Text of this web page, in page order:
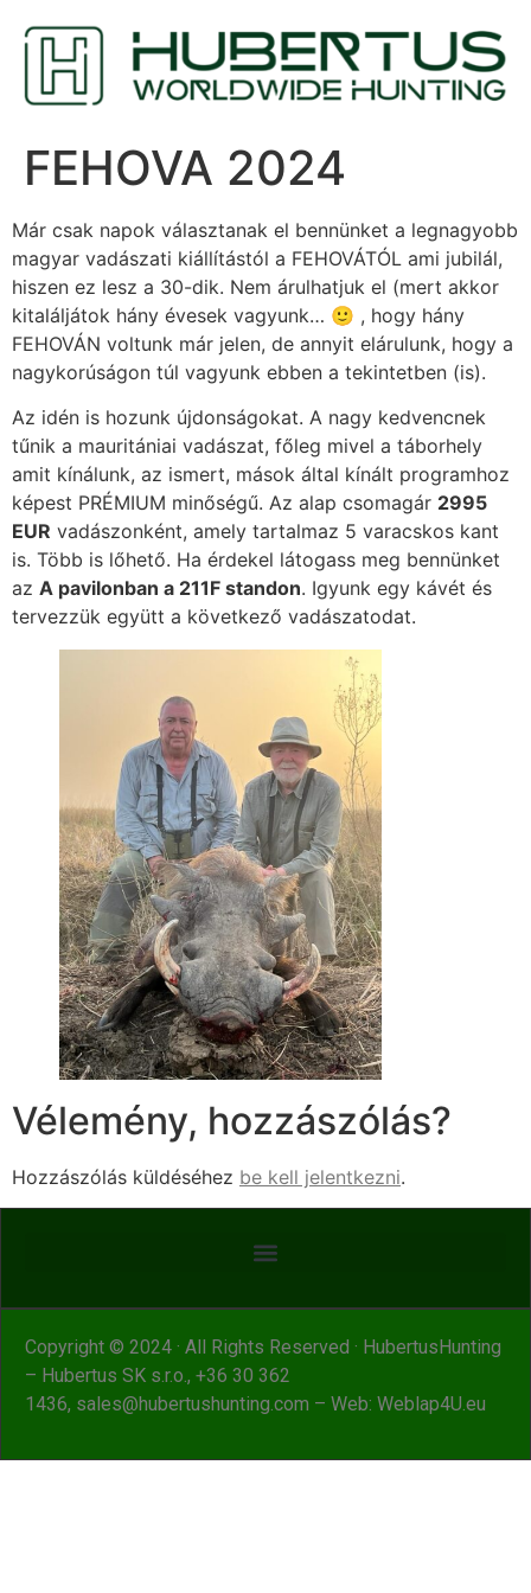
FEHOVA 2024
Már csak napok választanak el bennünket a legnagyobb
magyar vadászati kiállítástól a FEHOVÁTÓL ami jubilál,
hiszen ez lesz a 30-dik. Nem árulhatjuk el (mert akkor
kitaláljátok hány évesek vagyunk… 🙂 , hogy hány
FEHOVÁN voltunk már jelen, de annyit elárulunk, hogy a
nagykorúságon túl vagyunk ebben a tekintetben (is).
Az idén is hozunk újdonságokat. A nagy kedvencnek
tűnik a mauritániai vadászat, főleg mivel a táborhely
amit kínálunk, az ismert, mások által kínált programhoz
képest PRÉMIUM minőségű. Az alap csomagár 2995
EUR vadászonként, amely tartalmaz 5 varacskos kant
is. Több is lőhető. Ha érdekel látogass meg bennünket
az A pavilonban a 211F standon. Igyunk egy kávét és
tervezzük együtt a következő vadászatodat.
Vélemény, hozzászólás?
Hozzászólás küldéséhez be kell jelentkezni.
Copyright © 2024 · All Rights Reserved · HubertusHunting
– Hubertus SK s.r.o., +36 30 362
1436, sales@hubertushunting.com – Web: Weblap4U.eu